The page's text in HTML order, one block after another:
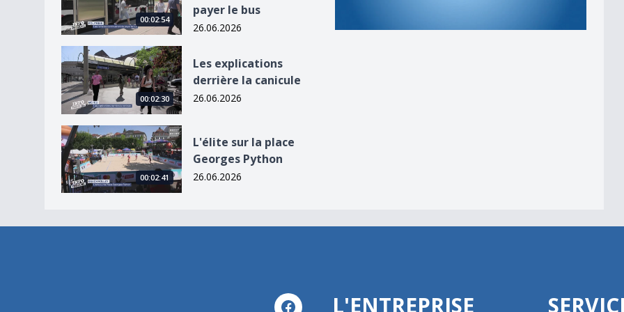
00:02:54
payer le bus
26.06.2026
Les explications derrière la canicule
00:02:30
Les explications
derrière la canicule
26.06.2026
L&#039;élite sur la place Georges Python
00:02:41
L'élite sur la place
Georges Python
26.06.2026
L'ENTREPRISE